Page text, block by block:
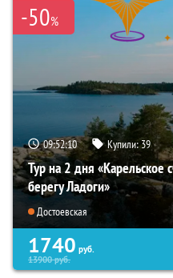
-50%
09:52:08 Купили:39
Тур на 2 дня «Карельское
берегу Ладоги»
Достоевская
1740 руб.
13900руб.